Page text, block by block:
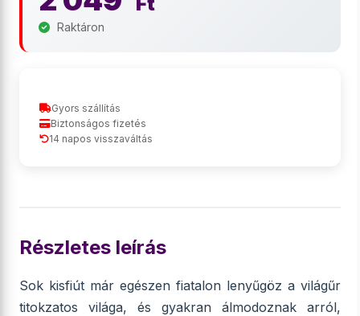
Raktáron
Gyors szállítás
Biztonságos fizetés
14 napos visszaváltás
Részletes leírás
Sok kisfiút már egészen fiatalon lenyűgöz a világűr
titokzatos világa, és gyakran álmodoznak arról,